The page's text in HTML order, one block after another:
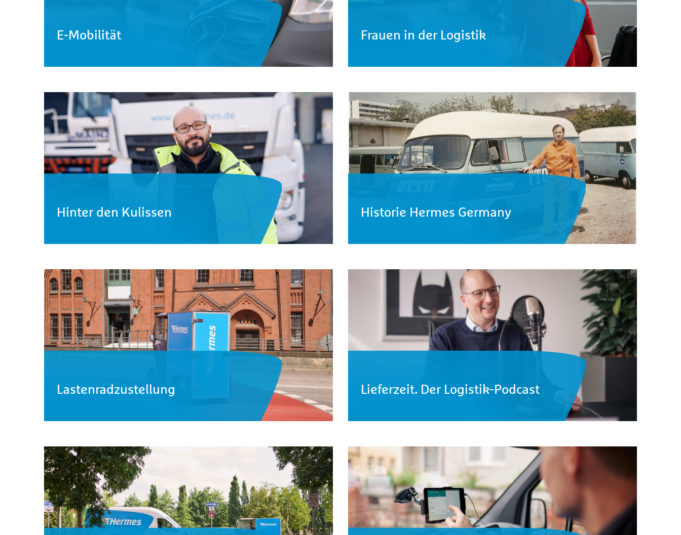
E-Mobilität Frauen in der Logistik
Hinter den Kulissen Historie Hermes Germany
Lastenradzustellung Lieferzeit. Der Logistik-Podcast